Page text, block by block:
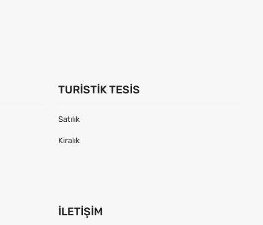
TURISTIK TESIS
Satılık
Kiralık
İLETIŞIM